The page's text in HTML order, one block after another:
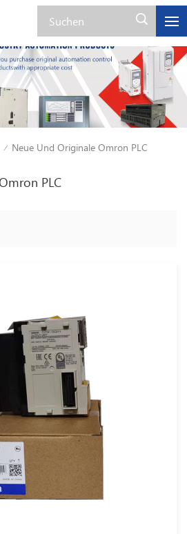
/ Neue Und Originale Omron PLC
PLC